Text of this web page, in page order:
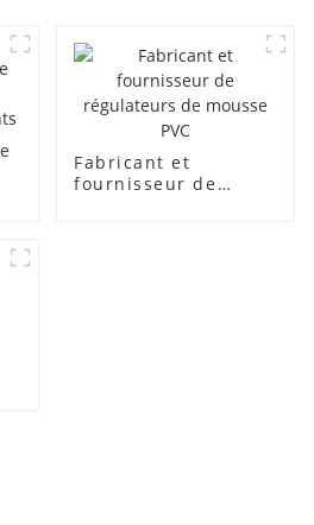
Fabricant et
fournisseur de